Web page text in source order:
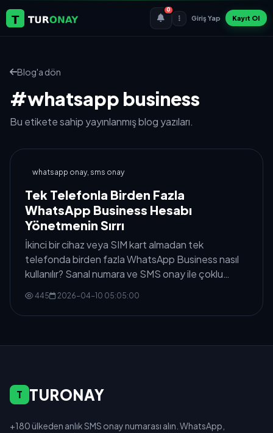
0
Giriş Yap Kayıt Ol
Blog'a dön
#whatsapp business
Bu etikete sahip yayınlanmış blog yazıları.
whatsapp onay, sms onay
Tek Telefonla Birden Fazla
WhatsApp Business Hesabı
Yönetmenin Sırrı
İkinci bir cihaz veya SIM kart almadan tek
telefonda birden fazla WhatsApp Business nasıl
kullanılır? Sanal numara ve SMS onay ile çoklu
445 2026-04-10 05:05:00
T TURONAY
+180 ülkeden anlık SMS onay numarası alın. WhatsApp,